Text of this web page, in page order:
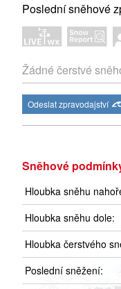
Poslední sněhové
Žádné čerstvé
Odeslat zpravodajství
Sněhové
Hloubka sněhu
Hloubka sněhu dole:
Hloubka čerstvého
Poslední sněžení: